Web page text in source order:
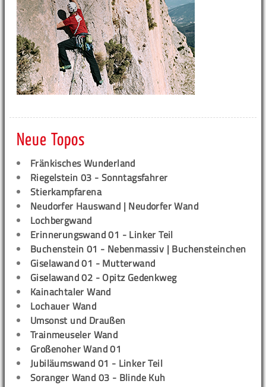
Neue Topos
Fränkisches Wunderland
Riegelstein 03 - Sonntagsfahrer
Stierkampfarena
Neudorfer Hauswand | Neudorfer Wand
Lochbergwand
Erinnerungswand 01 - Linker Teil
Buchenstein 01 - Nebenmassiv | Buchensteinchen
Giselawand 01 - Mutterwand
Giselawand 02 - Opitz Gedenkweg
Kainachtaler Wand
Lochauer Wand
Umsonst und Draußen
Trainmeuseler Wand
Großenoher Wand 01
Jubiläumswand 01 - Linker Teil
Soranger Wand 03 - Blinde Kuh